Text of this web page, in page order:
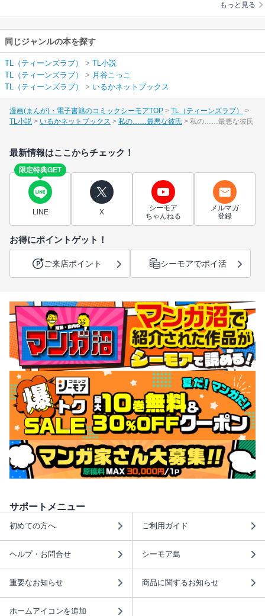
もっと見る
同じジャンルの本を探す
TL（ティーンズラブ） > TL小説
TL（ティーンズラブ）
> 月谷こっこ
TL（ティーンズラブ）
> いるかネットブックス
漫画(まんが)・電子書籍のコミックシーモアTOP
TL（ティーンズラブ）
TL小説
いるかネットブックス 私の……最悪な彼氏 私の……最悪な彼氏
最新情報はここからチェック！
限定特典GET
LINE X
シーモア
ちゃんねる
メルマガ
登録
お得にポイントゲット！
ご来店ポイント シーモアでポイ活
サポートメニュー
初めての方へ ご利用ガイド
ヘルプ・お問合せ シーモア島
重要なお知らせ 商品に関するお知らせ
ホームアイコンを追加